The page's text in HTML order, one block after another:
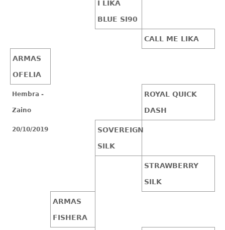
I LIKA
BLUE SI90
CALL ME LIKA
ARMAS
OFELIA
Hembra -
Zaino
ROYAL QUICK
DASH
20/10/2019
SOVEREIGN
SILK
STRAWBERRY
SILK
ARMAS
FISHERA